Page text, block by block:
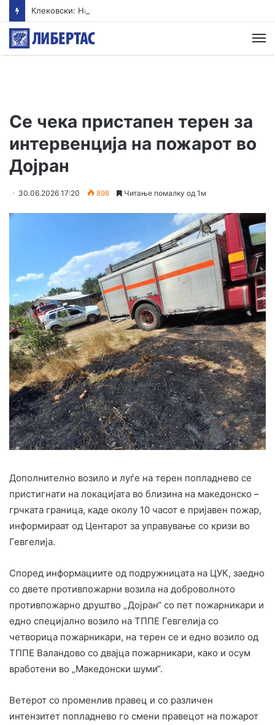
Се чека пристапен терен за
интервенција на пожарот во
Дојран
30.06.2026 17:20 898 Читање помалку од 1м
Дополнително возило и луѓе на терен попладнево се
пристигнати на локацијата во близина на македонско –
грчката граница, каде околу 10 часот е пријавен пожар,
информираат од Центарот за управување со кризи во
Гевгелија.
Според информациите од подружницата на ЦУК, заедно
со двете противпожарни возила на доброволното
противпожарно друштво „Дојран“ со пет пожарникари и
едно специјално возило на ТППЕ Гевгелија со
четворица пожарникари, на терен се и едно возило од
ТППЕ Валандово со двајца пожарникари, како и осум
вработени во „Македонски шуми“.
Ветерот со променлив правец и со различен
интензитет попладнево го смени правецот на пожарот